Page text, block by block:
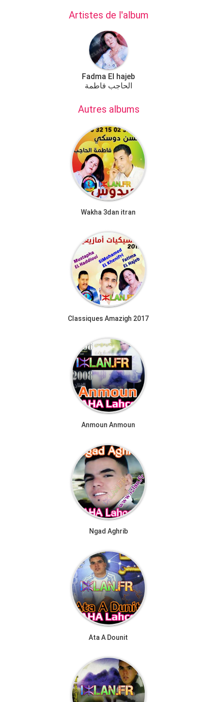
Artistes de l'album
Fadma El hajeb
الحاجب فاطمة
Autres albums
Wakha 3dan itran
Classiques Amazigh 2017
Anmoun Anmoun
Ngad Aghrib
Ata A Dounit